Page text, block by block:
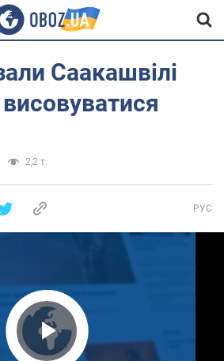
Саакашвілі
висовуватися
2,2 т.
РУС